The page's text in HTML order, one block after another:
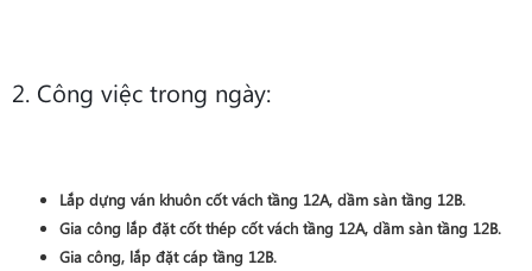
2. Công việc trong ngày:
Lắp dựng ván khuôn cốt vách tầng 12A, dầm sàn tầng 12B.
Gia công lắp đặt cốt thép cốt vách tầng 12A, dầm sàn tầng 12B.
Gia công, lắp đặt cáp tầng 12B.